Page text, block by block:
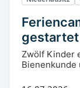
gestartet
Zwölf Kinder
Bienenkunde